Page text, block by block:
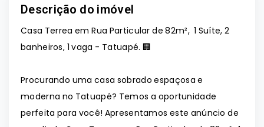
Descrição do imóvel
Casa Terrea em Rua Particular de 82m², 1 Suíte, 2
banheiros, 1 vaga - Tatuapé. 🏢
Procurando uma casa sobrado espaçosa e
moderna no Tatuapé? Temos a oportunidade
perfeita para você! Apresentamos este anúncio de